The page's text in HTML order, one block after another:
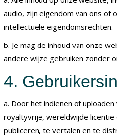
audio, zijn eigendom van ons of
intellectuele eigendomsrechten.
b. Je mag de inhoud van onze
andere wijze gebruiken zonder
4.
a. Door het indienen of
royaltyvrije, wereldwijde licentie
publiceren, te vertalen en te